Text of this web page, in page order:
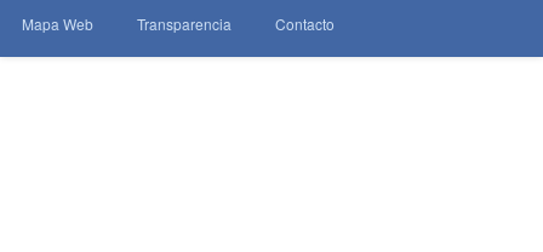
Mapa Web Transparencia Contacto